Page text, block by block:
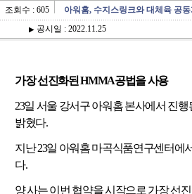
조회수 : 605 아워홈, 수지스링크와 대체육 공
▶ 공시일 : 2022.11.25
가장 선진화된HMMA공법을 사용
23일 서울 강서구 아워홈 본사에서 진행
밝혔다.
지난23일 아워홈 마곡식품연구센터에
다.
양 사는 이번 협약을 시작으로 가장 선